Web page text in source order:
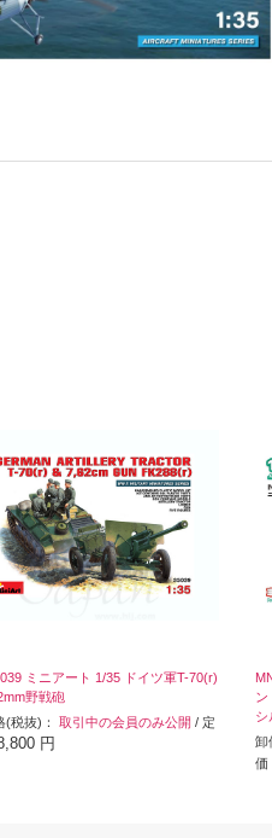
ミニアート 1/35 ドイツ軍T-70(r)
野戦砲
(税抜)： 取引中の会員のみ公開 / 定
円
ン
シ
卸
価